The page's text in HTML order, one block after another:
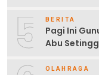
5 BERITA
Pagi Ini
Abu
OLAHRAGA